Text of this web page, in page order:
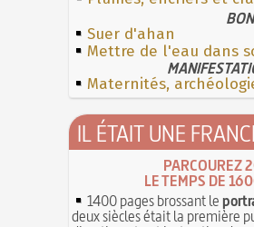
Suer d'ahan
Mettre de l'eau dans
Maternités,
IL ÉTAIT UNE
PARCOUREZ
LE TEMPS DE
1400 pages brossant le
deux siècles était la première